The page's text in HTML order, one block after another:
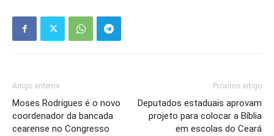
Artigo anterior
Moses Rodrigues é o novo
coordenador da bancada
cearense no Congresso
Próximo artigo
Deputados estaduais aprovam
projeto para colocar a Bíblia
em escolas do Ceará